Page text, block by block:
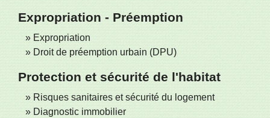
Expropriation - Préemption
Expropriation
Droit de préemption urbain (DPU)
Protection et sécurité de l'habitat
Risques sanitaires et sécurité du logement
Diagnostic immobilier